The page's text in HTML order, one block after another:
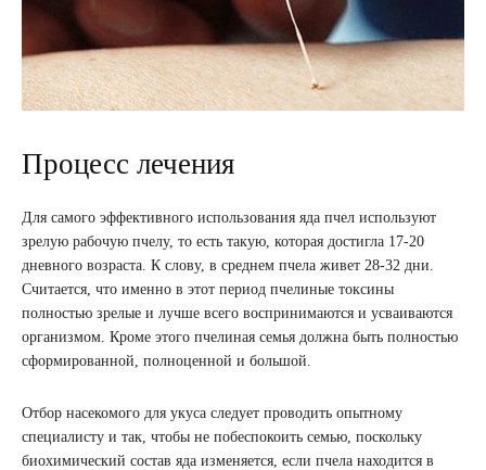
Процесс лечения
Для самого эффективного использования яда пчел используют
зрелую рабочую пчелу, то есть такую, которая достигла 17-20
дневного возраста. К слову, в среднем пчела живет 28-32 дни.
Считается, что именно в этот период пчелиные токсины
полностью зрелые и лучше всего воспринимаются и усваиваются
организмом. Кроме этого пчелиная семья должна быть полностью
сформированной, полноценной и большой.
Отбор насекомого для укуса следует проводить опытному
специалисту и так, чтобы не побеспокоить семью, поскольку
биохимический состав яда изменяется, если пчела находится в